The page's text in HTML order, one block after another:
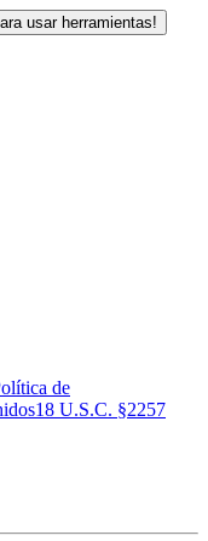
usar herramientas!
de
18 U.S.C. §2257